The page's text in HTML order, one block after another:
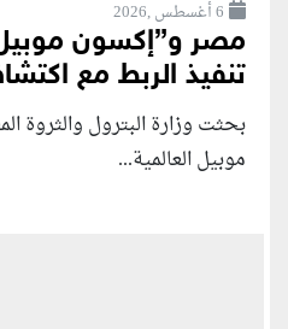
6 أغسطس ,2026
مصر و”إكسون
تنفيذ الربط مع
بحثت وزارة البترول والثروة
موبيل العالمية...